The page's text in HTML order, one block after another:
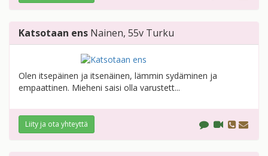
Katsotaan ens Nainen, 55v Turku
Olen itsepäinen ja itsenäinen, lämmin sydäminen ja
empaattinen. Mieheni saisi olla varustett...
Liity ja ota yhteyttä